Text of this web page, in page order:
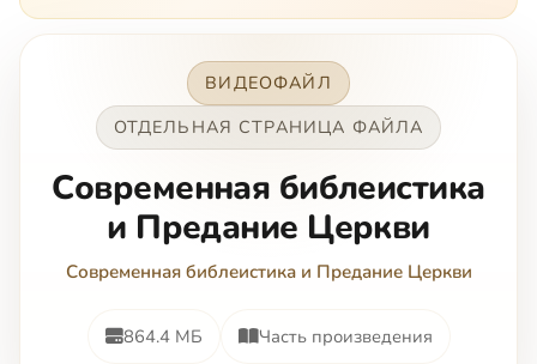
ВИДЕОФАЙЛ
ОТДЕЛЬНАЯ СТРАНИЦА ФАЙЛА
Современная библеистика
и Предание Церкви
Современная библеистика и Предание Церкви
864.4 МБ Часть произведения